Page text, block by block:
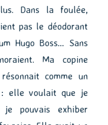
Dans la foulée,
pas le déodorant
Hugo Boss… Sans
Ma copine
comme un
elle voulait que je
pouvais exhiber